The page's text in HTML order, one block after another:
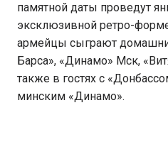
памятной даты проведут
эксклюзивной ретро-
армейцы сыграют
Барса», «Динамо» Мск,
также в гостях с
минским «Динамо».